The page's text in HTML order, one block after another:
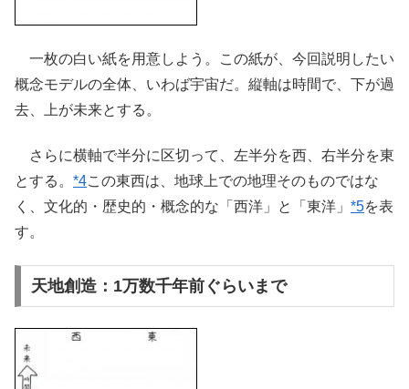
一枚の白い紙を用意しよう。この紙が、今回説明したい
概念モデルの全体、いわば宇宙だ。縦軸は時間で、下が過
去、上が未来とする。
さらに横軸で半分に区切って、左半分を西、右半分を東
とする。 *4この東西は、地球上での地理そのものではな
く、文化的・歴史的・概念的な「西洋」と「東洋」 *5を表
す。
天地創造：1万数千年前ぐらいまで